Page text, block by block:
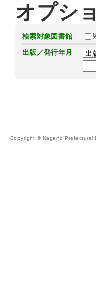
オプシ
検索対象図書館
出版／発行年月
Copyright © Nagano Prefectural